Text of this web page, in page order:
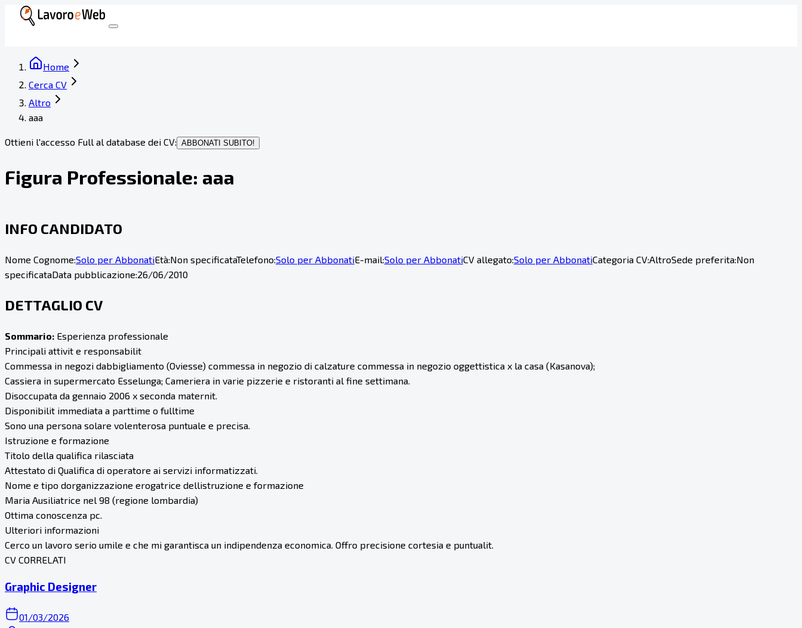
Home
Cerca CV
Altro
aaa
Ottieni l'accesso Full al database dei CV: ABBONATI SUBITO!
Figura Professionale: aaa
INFO CANDIDATO
Nome Cognome:Solo per AbbonatiEtà:Non specificataTelefono:Solo per AbbonatiE-mail:Solo per AbbonatiCV allegato:Solo per AbbonatiCategoria CV:AltroSede preferita:Non
specificataData pubblicazione:26/06/2010
DETTAGLIO CV
Sommario: Esperienza professionale
Principali attivit e responsabilit
Commessa in negozi dabbigliamento (Oviesse) commessa in negozio di calzature commessa in negozio oggettistica x la casa (Kasanova);
Cassiera in supermercato Esselunga; Cameriera in varie pizzerie e ristoranti al fine settimana.
Disoccupata da gennaio 2006 x seconda maternit.
Disponibilit immediata a parttime o fulltime
Sono una persona solare volenterosa puntuale e precisa.
Istruzione e formazione
Titolo della qualifica rilasciata
Attestato di Qualifica di operatore ai servizi informatizzati.
Nome e tipo dorganizzazione erogatrice dellistruzione e formazione
Maria Ausiliatrice nel 98 (regione lombardia)
Ottima conoscenza pc.
Ulteriori informazioni
Cerco un lavoro serio umile e che mi garantisca un indipendenza economica. Offro precisione cortesia e puntualit.
CV CORRELATI
Graphic Designer
01/03/2026